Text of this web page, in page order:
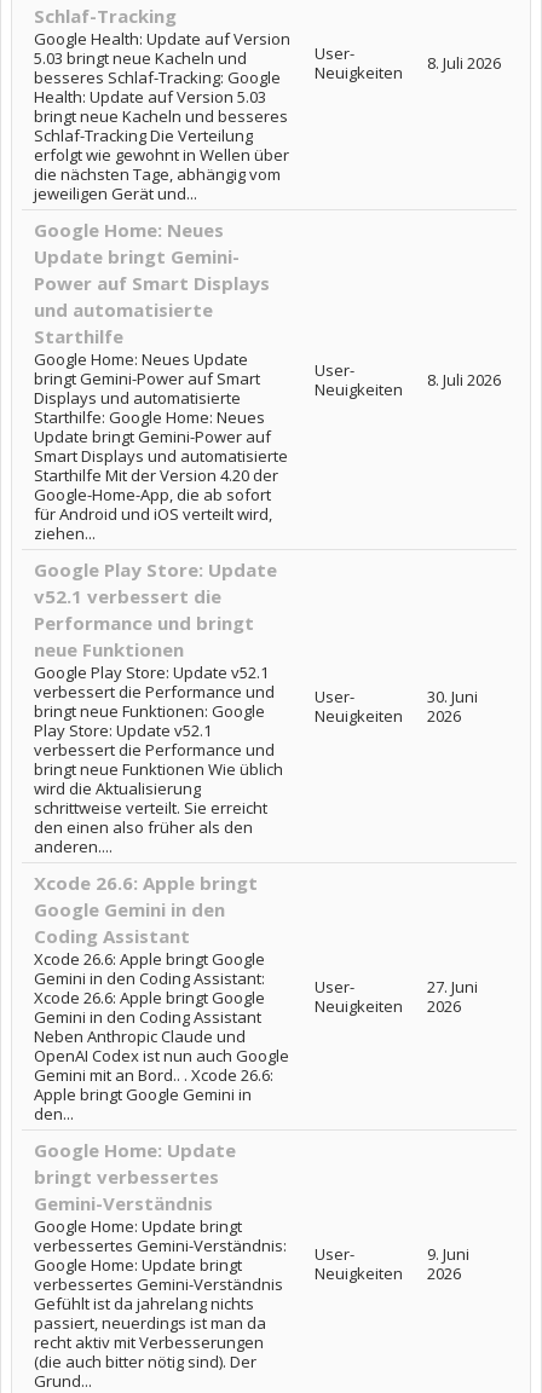
Schlaf-Tracking
Google Health: Update auf Version
5.03 bringt neue Kacheln und
besseres Schlaf-Tracking: Google
Health: Update auf Version 5.03
bringt neue Kacheln und besseres
Schlaf-Tracking Die Verteilung
erfolgt wie gewohnt in Wellen über
die nächsten Tage, abhängig vom
jeweiligen Gerät und...
User-
Neuigkeiten
8. Juli 2026
Google Home: Neues
Update bringt Gemini-
Power auf Smart Displays
und automatisierte
Starthilfe
Google Home: Neues Update
bringt Gemini-Power auf Smart
Displays und automatisierte
Starthilfe: Google Home: Neues
Update bringt Gemini-Power auf
Smart Displays und automatisierte
Starthilfe Mit der Version 4.20 der
Google-Home-App, die ab sofort
für Android und iOS verteilt wird,
ziehen...
User-
Neuigkeiten
8. Juli 2026
Google Play Store: Update
v52.1 verbessert die
Performance und bringt
neue Funktionen
Google Play Store: Update v52.1
verbessert die Performance und
bringt neue Funktionen: Google
Play Store: Update v52.1
verbessert die Performance und
bringt neue Funktionen Wie üblich
wird die Aktualisierung
schrittweise verteilt. Sie erreicht
den einen also früher als den
anderen....
User-
Neuigkeiten
30. Juni
2026
Xcode 26.6: Apple bringt
Google Gemini in den
Coding Assistant
Xcode 26.6: Apple bringt Google
Gemini in den Coding Assistant:
Xcode 26.6: Apple bringt Google
Gemini in den Coding Assistant
Neben Anthropic Claude und
OpenAI Codex ist nun auch Google
Gemini mit an Bord.. . Xcode 26.6:
Apple bringt Google Gemini in
den...
User-
Neuigkeiten
27. Juni
2026
Google Home: Update
bringt verbessertes
Gemini-Verständnis
Google Home: Update bringt
verbessertes Gemini-Verständnis:
Google Home: Update bringt
verbessertes Gemini-Verständnis
Gefühlt ist da jahrelang nichts
passiert, neuerdings ist man da
recht aktiv mit Verbesserungen
(die auch bitter nötig sind). Der
Grund...
User-
Neuigkeiten
9. Juni
2026